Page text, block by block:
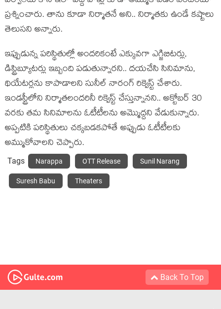
ప్రశ్నించారు. తాను కూడా నిర్మాతనే అని.. నిర్మాతకు ఉండే కష్టాలు
తెలుసని అన్నారు.
ఇప్పుడున్న పరిస్థితుల్లో అందరికంటే ఎక్కువగా ఎగ్జిబిటర్లు,
డిస్ట్రిబ్యూటర్లు ఇబ్బంది పడుతున్నారని.. దయచేసి సినిమాను,
థియేటర్లను కాపాడాలని సునీల్ నారంగ్ రిక్వెస్ట్ చేశారు.
ఇండస్ట్రీలోని నిర్మాతలందరినీ రిక్వెస్ట్ చేస్తున్నానని.. అక్టోబర్ 30
వరకు తమ సినిమాలను ఓటీటీలను అమ్మొద్దని వేడుకున్నారు.
అప్పటికి పరిస్థితులు చక్కబడకపోతే అప్పుడు ఓటీటీలకు
అమ్ముకోవాలని చెప్పారు.
Tags Narappa OTT Release Sunil Narang
Suresh Babu Theaters
Back To Top